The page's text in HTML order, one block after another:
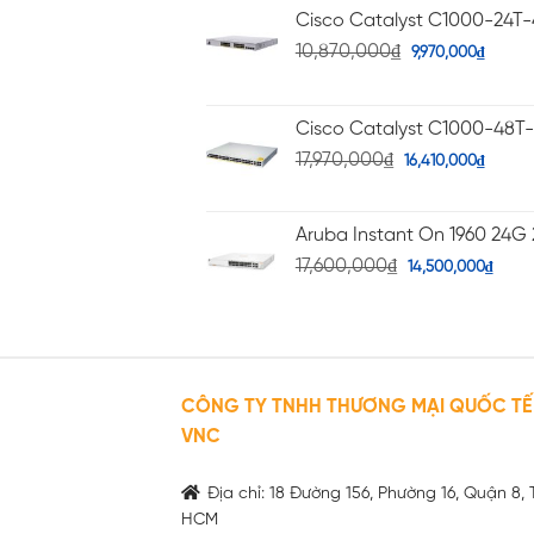
Cisco Catalyst C1000-
10,870,000₫ 9,970,000₫
Cisco Catalyst C1000-
17,970,000₫ 16,410,000₫
Aruba Instant On 1960 24G
17,600,000₫ 14,500,000₫
CÔNG TY TNHH THƯƠNG MẠI QUỐC TẾ
VNC
Địa chỉ: 18 Đường 156, Phường 16, Quận 8,
HCM